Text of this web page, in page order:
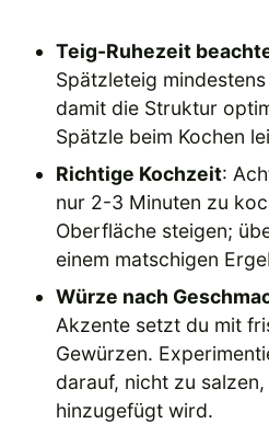
Teig-Ruhezeit
Spätzleteig
damit die Struktur
Spätzle beim Kochen
Richtige Kochzeit:
nur 2-3 Minuten zu
Oberfläche steigen;
einem matschigen
Würze nach
Akzente setzt du mit
Gewürzen.
darauf, nicht zu
hinzugefügt wird.